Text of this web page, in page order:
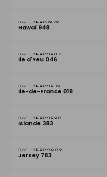
25801873
Hawaï 948
25802597
Ile d'Yeu 046
25802573
Ile-de-France 018
25802580
Islande 383
25802603
Jersey 783